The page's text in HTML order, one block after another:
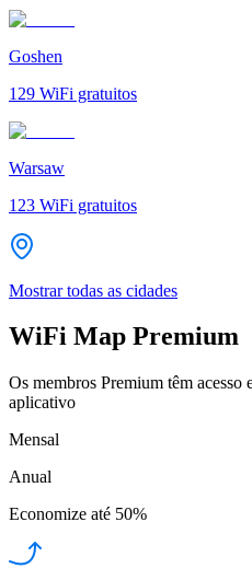
Goshen
129 WiFi gratuitos
Warsaw
123 WiFi gratuitos
Mostrar todas as cidades
WiFi Map Premium
Os membros Premium têm
aplicativo
Mensal
Anual
Economize até 50%